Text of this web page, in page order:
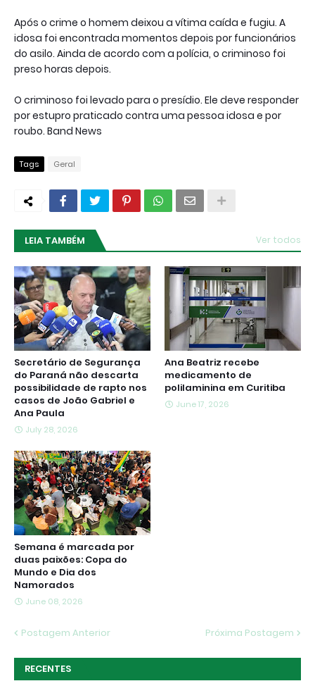
Após o crime o homem deixou a vítima caída e fugiu. A
idosa foi encontrada momentos depois por funcionários
do asilo. Ainda de acordo com a polícia, o criminoso foi
preso horas depois.
O criminoso foi levado para o presídio. Ele deve responder
por estupro praticado contra uma pessoa idosa e por
roubo. Band News
Tags Geral
LEIA TAMBÉM Ver todos
Secretário de Segurança
do Paraná não descarta
possibilidade de rapto nos
casos de João Gabriel e
Ana Paula
July 28, 2026
Ana Beatriz recebe
medicamento de
polilaminina em Curitiba
June 17, 2026
Semana é marcada por
duas paixões: Copa do
Mundo e Dia dos
Namorados
June 08, 2026
Postagem Anterior Próxima Postagem
RECENTES